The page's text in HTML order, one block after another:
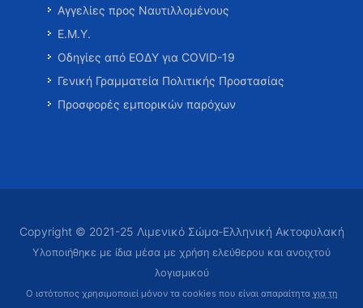
Αγγελίες προς Ναυτιλλομένους
Ε.Μ.Υ.
Οδηγίες από ΕΟΔΥ για COVID-19
Γενική Γραμματεία Πολιτικής Προστασίας
Προσφορές εμπορικών παρόχων
Copyright © 2021-25 Λιμενικό Σώμα-Ελληνική Ακτοφυλακή
Υλοποιήθηκε με ίδια μέσα με χρήση ελεύθερου και ανοιχτού
λογισμικού
Ο ιστότοπος χρησιμοποιεί μόνον τα cookies που είναι απαραίτητα για τη